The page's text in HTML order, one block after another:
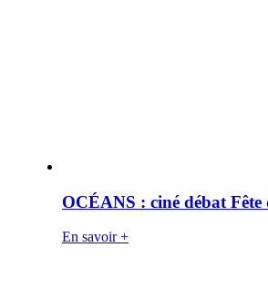
OCÉANS : ciné débat Fête
En savoir +